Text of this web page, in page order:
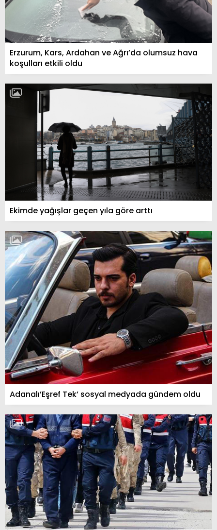
Erzurum, Kars, Ardahan ve Ağrı’da olumsuz hava
koşulları etkili oldu
Ekimde yağışlar geçen yıla göre arttı
Adanalı’Eşref Tek’ sosyal medyada gündem oldu